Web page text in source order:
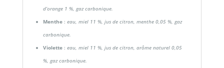
d’orange 1 %, gaz carbonique.
Menthe: eau, miel 11 %, jus de citron, menthe 0,05 %, gaz
carbonique.
Violette: eau, miel 11 %, jus de citron, arôme naturel 0,05
%, gaz carbonique.